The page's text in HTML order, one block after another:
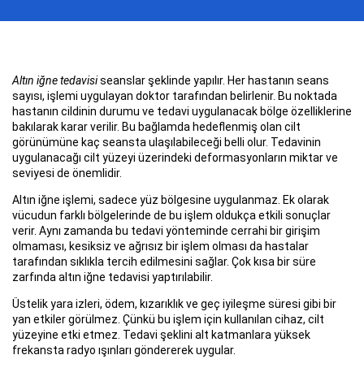
Altın iğne tedavisiseanslar şeklinde yapılır. Her hastanın seans
sayısı, işlemi uygulayan doktor tarafından belirlenir. Bu noktada
hastanın cildinin durumu ve tedavi uygulanacak bölge özelliklerine
bakılarak karar verilir. Bu bağlamda hedeflenmiş olan cilt
görünümüne kaç seansta ulaşılabileceği belli olur. Tedavinin
uygulanacağı cilt yüzeyi üzerindeki deformasyonların miktar ve
seviyesi de önemlidir.
Altın iğne işlemi, sadece yüz bölgesine uygulanmaz. Ek olarak
vücudun farklı bölgelerinde de bu işlem oldukça etkili sonuçlar
verir. Aynı zamanda bu tedavi yönteminde cerrahi bir girişim
olmaması, kesiksiz ve ağrısız bir işlem olması da hastalar
tarafından sıklıkla tercih edilmesini sağlar. Çok kısa bir süre
zarfında altın iğne tedavisi yaptırılabilir.
Üstelik yara izleri, ödem, kızarıklık ve geç iyileşme süresi gibi bir
yan etkiler görülmez. Çünkü bu işlem için kullanılan cihaz, cilt
yüzeyine etki etmez. Tedavi şeklini alt katmanlara yüksek
frekansta radyo ışınları göndererek uygular.